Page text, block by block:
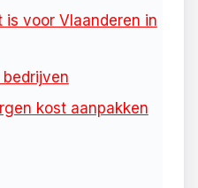
voor Vlaanderen in
kost aanpakken